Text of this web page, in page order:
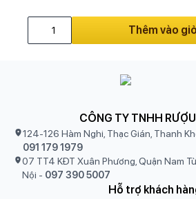
Thêm vào
CÔNG TY TNHH
124-126 Hàm Nghi, Thạc Gián, Thanh
091 179 1979
07 TT4 KĐT Xuân Phương, Quận Nam
Nội - 097 390 5007
Hỗ trợ khách